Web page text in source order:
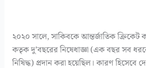
২০২০ সালে, সাকিবকে আন্তর্জাতিক ক্রিকেট
কতৃক দু’বছরের নিষেধাজ্ঞা (এক বছর সব
নিষিদ্ধ) প্রদান করা হয়েছিল। কারণ হিসেবে